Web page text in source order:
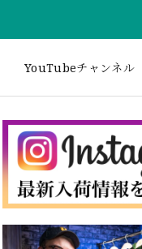
YouTubeチャンネル